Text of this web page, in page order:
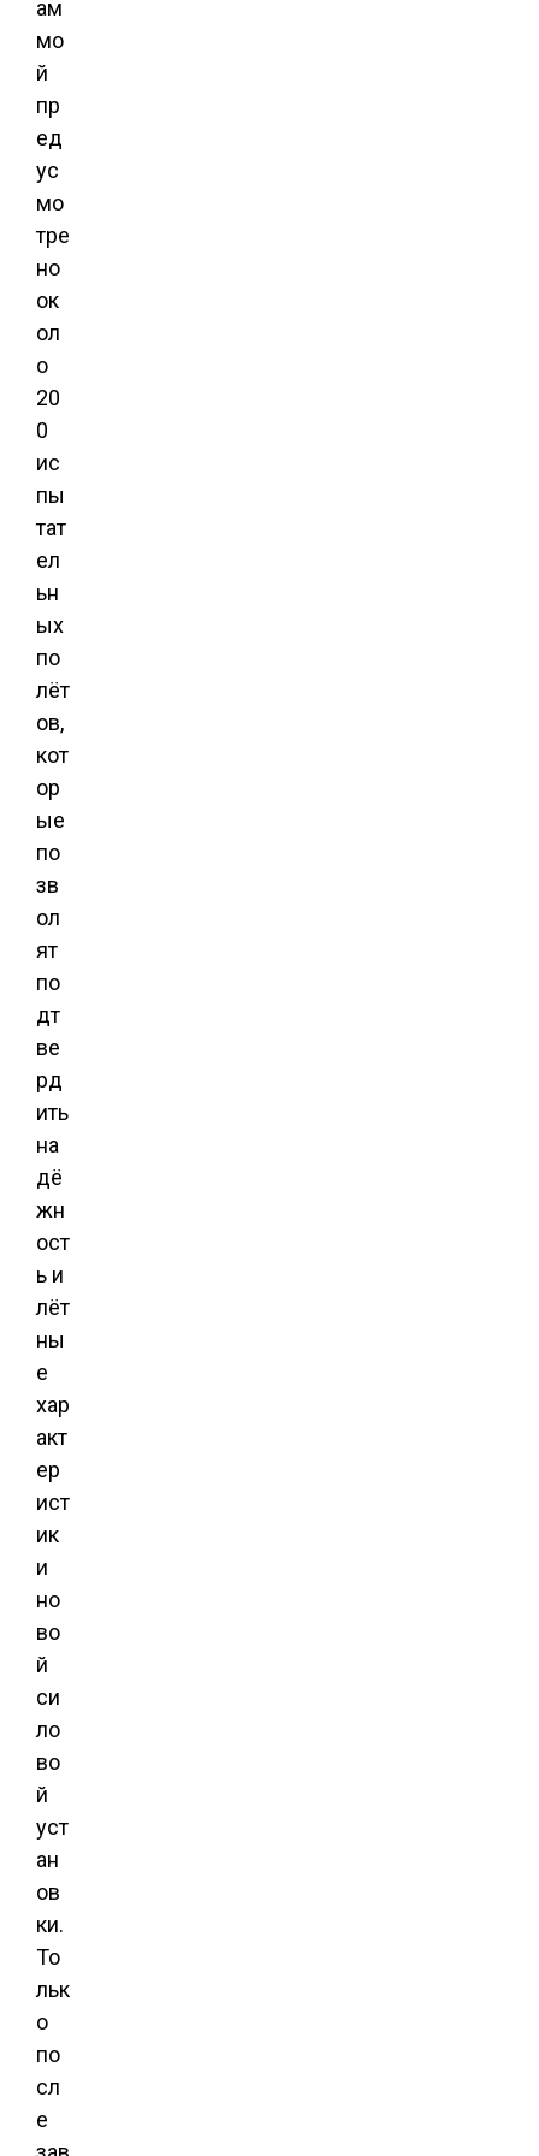
ам
мо
й
пр
ед
ус
мо
тре
но
ок
ол
о
20
0
ис
пы
тат
ел
ьн
ых
по
лёт
ов,
кот
ор
ые
по
зв
ол
ят
по
дт
ве
рд
ить
на
дё
жн
ост
ь и
лёт
ны
е
хар
акт
ер
ист
ик
и
но
во
й
си
ло
во
й
уст
ан
ов
ки.
То
льк
о
по
сл
е